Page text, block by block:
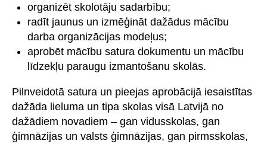
organizēt skolotāju sadarbību;
radīt jaunus un izmēģināt dažādus mācību
darba organizācijas modeļus;
aprobēt mācību satura dokumentu un mācību
līdzekļu paraugu izmantošanu skolās.
Pilnveidotā satura un pieejas aprobācijā iesaistītas
dažāda lieluma un tipa skolas visā Latvijā no
dažādiem novadiem – gan vidusskolas, gan
ģimnāzijas un valsts ģimnāzijas, gan pirmsskolas,